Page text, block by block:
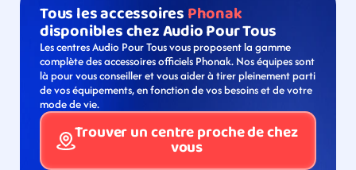
Tous les accessoires Phonak
disponibles chez Audio Pour Tous
Les centres Audio Pour Tous vous proposent la gamme
complète des accessoires officiels Phonak. Nos équipes sont
là pour vous conseiller et vous aider à tirer pleinement parti
de vos équipements, en fonction de vos besoins et de votre
mode de vie.
Trouver un centre proche de chez
vous